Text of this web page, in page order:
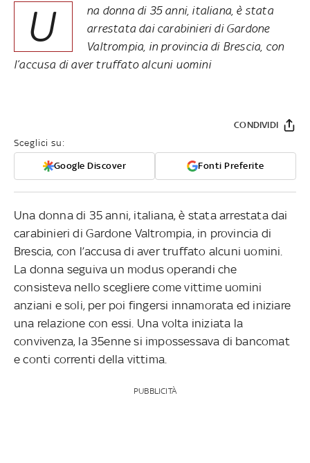
U
na donna di 35 anni, italiana, è stata
arrestata dai carabinieri di Gardone
Valtrompia, in provincia di Brescia, con
l’accusa di aver truffato alcuni uomini
Sceglici su:
Google Discover Fonti Preferite
CONDIVIDI
Una donna di 35 anni, italiana, è stata arrestata dai
carabinieri di Gardone Valtrompia, in provincia di
Brescia, con l’accusa di aver truffato alcuni uomini.
La donna seguiva un modus operandi che
consisteva nello scegliere come vittime uomini
anziani e soli, per poi fingersi innamorata ed iniziare
una relazione con essi. Una volta iniziata la
convivenza, la 35enne si impossessava di bancomat
e conti correnti della vittima.
PUBBLICITÀ